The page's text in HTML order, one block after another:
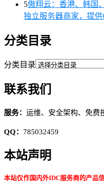
5傲翔云：香港、韩国
独立服务器商家，提
分类目录
分类目录
联系我们
服务： 运维、安全架构、免费
QQ： 785032459
本站声明
本站仅作国内外IDC服务商的产品